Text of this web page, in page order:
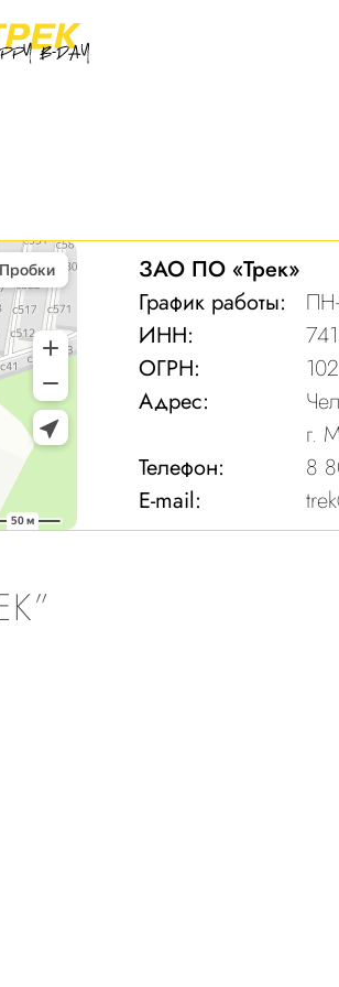
ЗАО ПО «Трек»
График работы:
ИНН:
ОГРН:
Адрес:
г.
Телефон:
8
E-mail: